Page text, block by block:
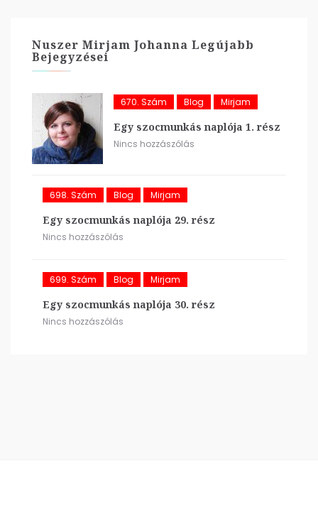
Nuszer Mirjam Johanna Legújabb
Bejegyzései
670. Szám Blog Mirjam
Egy szocmunkás naplója 1. rész
Nincs hozzászólás
698. Szám Blog Mirjam
Egy szocmunkás naplója 29. rész
Nincs hozzászólás
699. Szám Blog Mirjam
Egy szocmunkás naplója 30. rész
Nincs hozzászólás